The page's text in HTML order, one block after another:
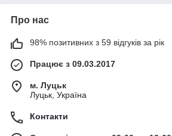
Про нас
98% позитивних з 59 відгуків за рік
Працює з 09.03.2017
м. Луцьк
Луцьк, Україна
Контакти